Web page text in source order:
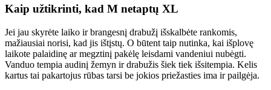
Kaip užtikrinti, kad M netaptų XL
Jei jau skyrėte laiko ir brangesnį drabužį išskalbėte rankomis,
mažiausiai norisi, kad jis ištįstų. O būtent taip nutinka, kai išplovę
laikote palaidinę ar megztinį pakėlę leisdami vandeniui nubėgti.
Vanduo tempia audinį žemyn ir drabužis šiek tiek išsitempia. Kelis
kartus tai pakartojus rūbas tarsi be jokios priežasties ima ir pailgėja.